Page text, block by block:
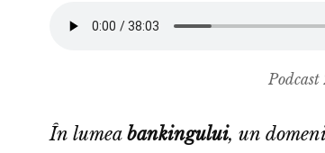
În lumea bankingului, un